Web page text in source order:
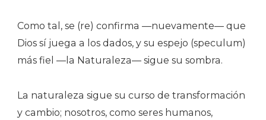
Como tal, se (re) confirma —nuevamente— que
Dios sí juega a los dados, y su espejo (speculum)
más fiel —la Naturaleza— sigue su sombra.
La naturaleza sigue su curso de transformación
y cambio; nosotros, como seres humanos,